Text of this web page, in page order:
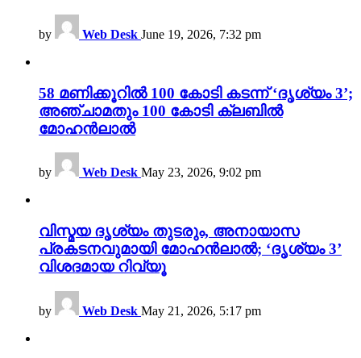
by Web Desk June 19, 2026, 7:32 pm
58 മണിക്കൂറിൽ 100 കോടി കടന്ന് ‘ദൃശ്യം 3’;
അഞ്ചാമതും 100 കോടി ക്ലബിൽ
മോഹൻലാൽ
by Web Desk May 23, 2026, 9:02 pm
വിസ്മയ ദൃശ്യം തുടരും, അനായാസ
പ്രകടനവുമായി മോഹൻലാൽ; ‘ദൃശ്യം 3’
വിശദമായ റിവ്യൂ
by Web Desk May 21, 2026, 5:17 pm